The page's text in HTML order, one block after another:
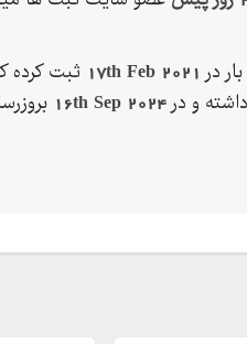
در 17th Feb 2021 ثبت کرده
داشته و در 16th Sep 2024